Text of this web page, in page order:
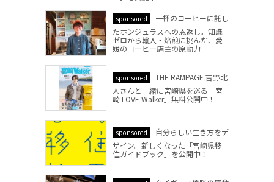
sponsored
一杯のコーヒーに託し
たホンジュラスへの恩返し。知識
ゼロから輸入・焙煎に挑んだ、愛
媛のコーヒー店主の原動力
sponsored
THE RAMPAGE 吉野北
人さんと一緒に宮崎県を巡る「宮
崎 LOVE Walker」無料公開中！
sponsored
自分らしい生き方をデ
ザイン。新しくなった「宮崎県移
住ガイドブック」を公開中！